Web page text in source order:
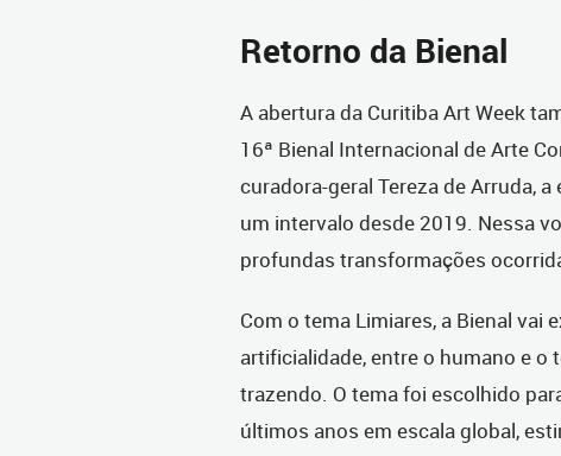
Retorno da Bienal
A abertura da Curitiba Art Week
16ª Bienal Internacional de Arte
curadora-geral Tereza de Arruda,
um intervalo desde 2019. Nessa
profundas transformações
Com o tema Limiares, a Bienal vai
artificialidade, entre o humano e o
trazendo. O tema foi escolhido
últimos anos em escala global,